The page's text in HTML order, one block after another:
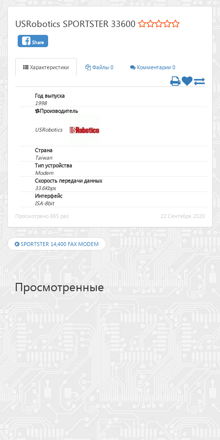
USRobotics SPORTSTER 33600
Share
Характеристики Файлы 0 Комментарии 0
Год выпуска
1998
Производитель
USRobotics
Страна
Taiwan
Тип устройства
Modem
Скорость передачи данных
33.6Kbps
Интерфейс
ISA-8bit
Просмотрено 885 раз
22 Сентября 2020
SPORTSTER 14,400 FAX MODEM
Просмотренные